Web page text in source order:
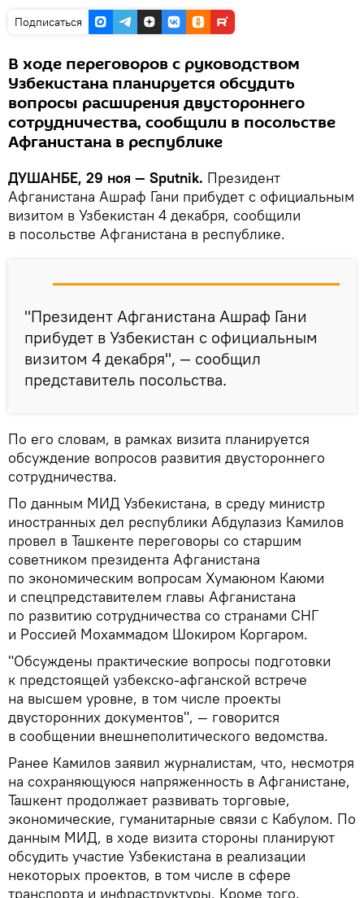
Подписаться
В ходе переговоров с руководством
Узбекистана планируется обсудить
вопросы расширения двустороннего
сотрудничества, сообщили в посольстве
Афганистана в республике
ДУШАНБЕ, 29 ноя — Sputnik. Президент
Афганистана Ашраф Гани прибудет с официальным
визитом в Узбекистан 4 декабря, сообщили
в посольстве Афганистана в республике.
"Президент Афганистана Ашраф Гани
прибудет в Узбекистан с официальным
визитом 4 декабря", — сообщил
представитель посольства.
По его словам, в рамках визита планируется
обсуждение вопросов развития двустороннего
сотрудничества.
По данным МИД Узбекистана, в среду министр
иностранных дел республики Абдулазиз Камилов
провел в Ташкенте переговоры со старшим
советником президента Афганистана
по экономическим вопросам Хумаюном Каюми
и спецпредставителем главы Афганистана
по развитию сотрудничества со странами СНГ
и Россией Мохаммадом Шокиром Коргаром.
"Обсуждены практические вопросы подготовки
к предстоящей узбекско-афганской встрече
на высшем уровне, в том числе проекты
двусторонних документов", — говорится
в сообщении внешнеполитического ведомства.
Ранее Камилов заявил журналистам, что, несмотря
на сохраняющуюся напряженность в Афганистане,
Ташкент продолжает развивать торговые,
экономические, гуманитарные связи с Кабулом. По
данным МИД, в ходе визита стороны планируют
обсудить участие Узбекистана в реализации
некоторых проектов, в том числе в сфере
транспорта и инфраструктуры. Кроме того,